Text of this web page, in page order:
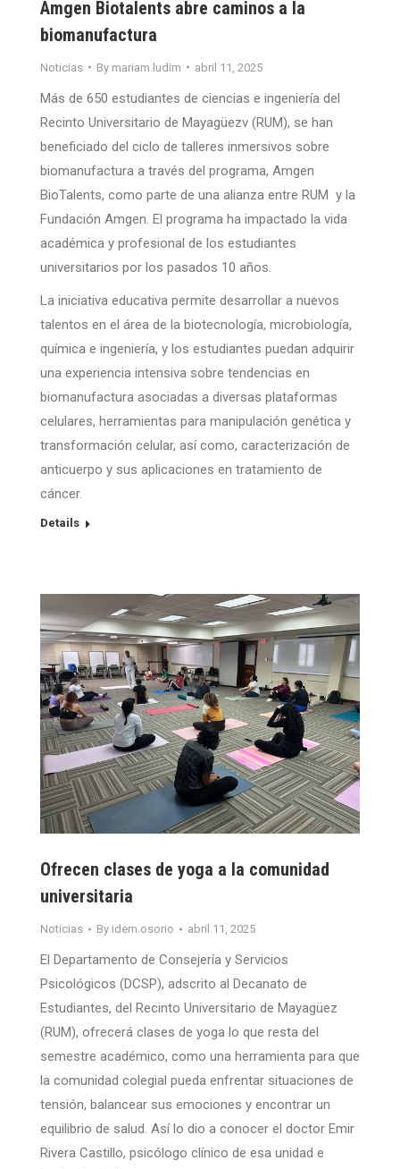
Amgen Biotalents abre caminos a la
biomanufactura
Noticias By mariam.ludim abril 11, 2025
Más de 650 estudiantes de ciencias e ingeniería del
Recinto Universitario de Mayagüezv (RUM), se han
beneficiado del ciclo de talleres inmersivos sobre
biomanufactura a través del programa, Amgen
BioTalents, como parte de una alianza entre RUM y la
Fundación Amgen. El programa ha impactado la vida
académica y profesional de los estudiantes
universitarios por los pasados 10 años.
La iniciativa educativa permite desarrollar a nuevos
talentos en el área de la biotecnología, microbiología,
química e ingeniería, y los estudiantes puedan adquirir
una experiencia intensiva sobre tendencias en
biomanufactura asociadas a diversas plataformas
celulares, herramientas para manipulación genética y
transformación celular, así como, caracterización de
anticuerpo y sus aplicaciones en tratamiento de
cáncer.
Details
Ofrecen clases de yoga a la comunidad
universitaria
Noticias By idem.osorio abril 11, 2025
El Departamento de Consejería y Servicios
Psicológicos (DCSP), adscrito al Decanato de
Estudiantes, del Recinto Universitario de Mayagüez
(RUM), ofrecerá clases de yoga lo que resta del
semestre académico, como una herramienta para que
la comunidad colegial pueda enfrentar situaciones de
tensión, balancear sus emociones y encontrar un
equilibrio de salud. Así lo dio a conocer el doctor Emir
Rivera Castillo, psicólogo clínico de esa unidad e